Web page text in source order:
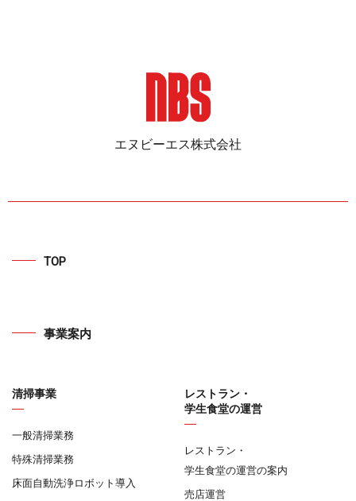
エヌビーエス株式会社
TOP
事業案内
清掃事業
一般清掃業務
特殊清掃業務
床面自動洗浄ロボット導入
レストラン・
学生食堂の運営
レストラン・
学生食堂の運営の案内
売店運営